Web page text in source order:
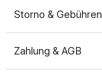
Storno & Gebühren
Zahlung & AGB